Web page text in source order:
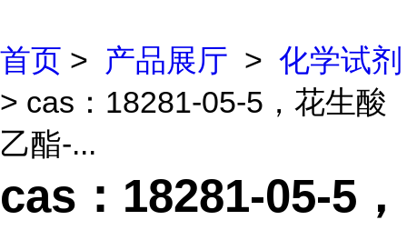
首页 > 产品展厅 > 化学试剂
> cas：18281-05-5，花生酸
乙酯-...
cas：18281-05-5，